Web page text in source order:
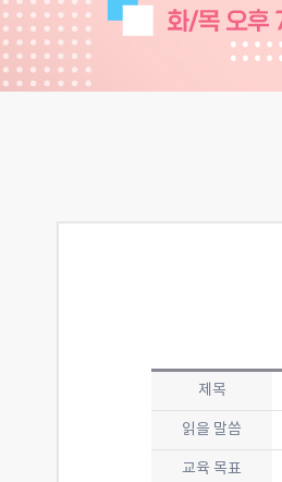
제목
읽을 말씀
교육 목표